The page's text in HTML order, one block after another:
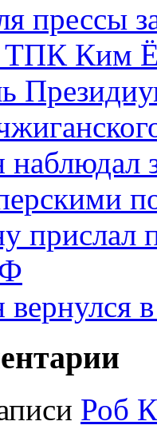
прессы
ТПК Ким
Роб